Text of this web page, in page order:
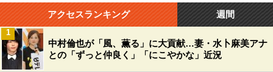
アクセスランキング 週間
中村倫也が「風、薫る」に大貢献…妻・水卜麻美アナ
との「ずっと仲良く」「にこやかな」近況
1